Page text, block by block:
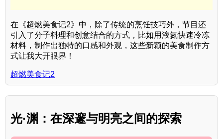
在《超燃美食记2》中，除了传统的烹饪技巧外，节目还
引入了分子料理和创意结合的方式，比如用液氮快速冷冻
材料，制作出独特的口感和外观，这些新颖的美食制作方
式让我大开眼界！
超燃美食记2
光·渊：在深邃与明亮之间的探索